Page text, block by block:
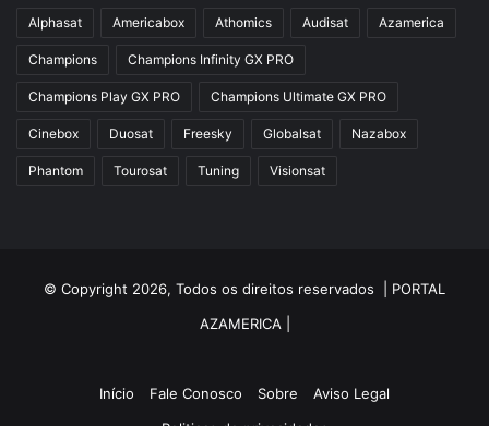
Azfox
Azgold
Azplus
Azsat
Champions
Champions Light GX
Alphasat Americabox Athomics Audisat Azamerica
Champions Champions Infinity GX PRO
Champions Play GX PRO Champions Ultimate GX PRO
Cinebox Duosat Freesky Globalsat Nazabox
Phantom Tourosat Tuning Visionsat
© Copyright 2026, Todos os direitos reservados | PORTAL
AZAMERICA|
Início Fale Conosco Sobre
Aviso Legal